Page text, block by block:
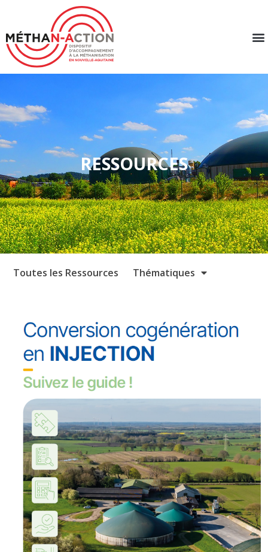
RESSOURCES
Toutes les Ressources Thématiques